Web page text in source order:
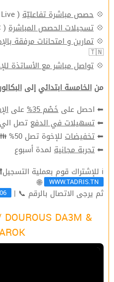
💠 حصص مباشرة تفاعليّة ( Live 🔴 )
💠 تسجيلات الحصص المباشرة ( REC 📼 )
💠 تمارين و امتحانات مرفقة
🇹🇳
💠 تواصل مباشر مع الأساتذة
من الخامسة ابتدائي إلى
⬅ احصل على خَصْم 35% على
⬅تسهيلات في الدفع تصل الي 5 أقساط 😍
⬅تخفيضات للإخوة تصل 50% 👪
⬅تجربة مجانية لمدة أسبوع
ℹ للإشتراك قوم بعملية التسجيل🔐 في الموقع |
WWW.TADRIS.TN
🌐
ثم يرجى الاتصال بالرقم 📞 |
DA3M &